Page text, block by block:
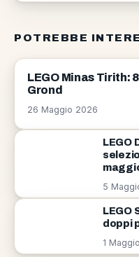
POTREBBE
LEGO
LEGO Minas Tirith:
Grond
26 Maggio 2026
LEGO
5
LEGO
doppi
1